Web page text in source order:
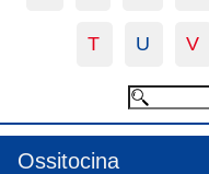
T U V
Ossitocina